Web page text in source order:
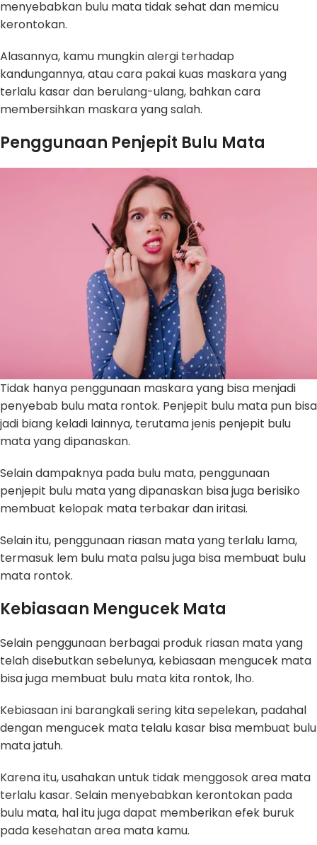
menyebabkan bulu mata tidak sehat dan memicu
kerontokan.
Alasannya, kamu mungkin alergi terhadap
kandungannya, atau cara pakai kuas maskara yang
terlalu kasar dan berulang-ulang, bahkan cara
membersihkan maskara yang salah.
Penggunaan Penjepit Bulu Mata
Tidak hanya penggunaan maskara yang bisa menjadi
penyebab bulu mata rontok. Penjepit bulu mata pun bisa
jadi biang keladi lainnya, terutama jenis penjepit bulu
mata yang dipanaskan.
Selain dampaknya pada bulu mata, penggunaan
penjepit bulu mata yang dipanaskan bisa juga berisiko
membuat kelopak mata terbakar dan iritasi.
Selain itu, penggunaan riasan mata yang terlalu lama,
termasuk lem bulu mata palsu juga bisa membuat bulu
mata rontok.
Kebiasaan Mengucek Mata
Selain penggunaan berbagai produk riasan mata yang
telah disebutkan sebelunya, kebiasaan mengucek mata
bisa juga membuat bulu mata kita rontok, lho.
Kebiasaan ini barangkali sering kita sepelekan, padahal
dengan mengucek mata telalu kasar bisa membuat bulu
mata jatuh.
Karena itu, usahakan untuk tidak menggosok area mata
terlalu kasar. Selain menyebabkan kerontokan pada
bulu mata, hal itu juga dapat memberikan efek buruk
pada kesehatan area mata kamu.